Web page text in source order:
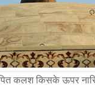
कलश किसके ऊपर